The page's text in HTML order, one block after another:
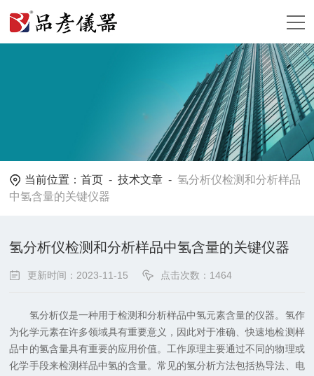
当前位置：首页 -技术文章 -氢分析仪检测和分析样品
中氢含量的关键仪器
氢分析仪检测和分析样品中氢含量的关键仪器
更新时间：2023-11-15 点击次数：1464
氢分析仪是一种用于检测和分析样品中氢元素含量的仪器。氢作
为化学元素在许多领域具有重要意义，因此对于准确、快速地检测样
品中的氢含量具有重要的应用价值。工作原理主要通过不同的物理或
化学手段来检测样品中氢的含量。常见的氢分析方法包括热导法、电